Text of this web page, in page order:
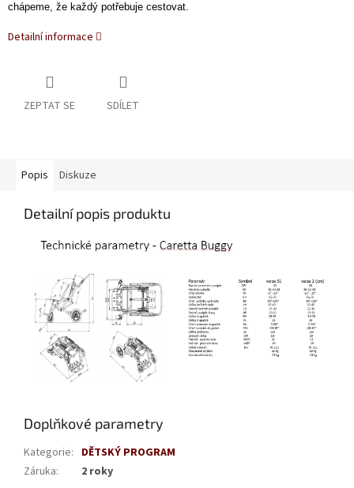
chápeme, že každý potřebuje cestovat.
Detailní informace
ZEPTAT SE SDÍLET
Popis Diskuze
Detailní popis produktu
Doplňkové parametry
Kategorie: DĚTSKÝ PROGRAM
Záruka: 2 roky